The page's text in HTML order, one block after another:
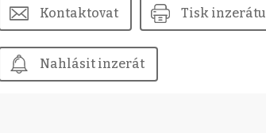
Kontaktovat Tisk inzerátu
Nahlásit inzerát